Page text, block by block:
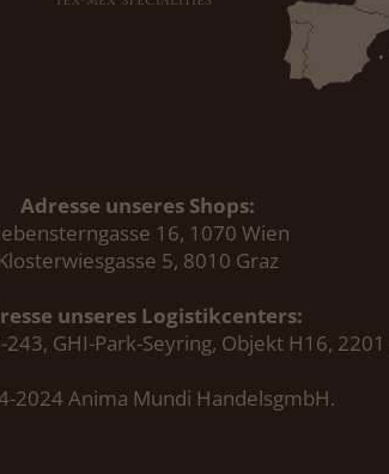
Adresse unseres Shops:
16, 1070 Wien
Klosterwiesgasse 5, 8010 Graz
unseres Logistikcenters:
GHI-Park-Seyring, Objekt H16,
2024 Anima Mundi HandelsgmbH.